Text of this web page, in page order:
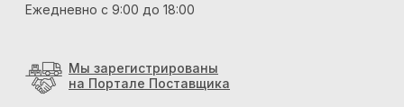
Ежедневно с 9:00 до 18:00
Мы зарегистрированы
на Портале Поставщика